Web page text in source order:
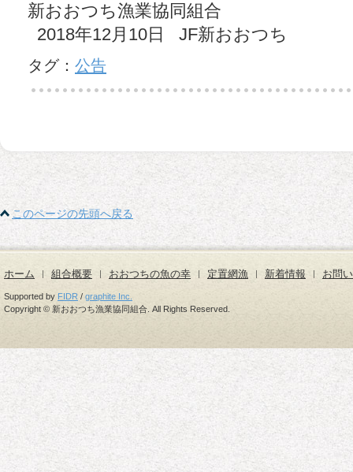
新おおつち漁業協同組合
2018年12月10日 JF新おおつち
タグ： 公告
このページの先頭へ戻る
ホーム 組合概要 おおつちの魚の幸 定置網漁 新着情報 お問
Supported by FIDR / graphite Inc.
Copyright © 新おおつち漁業協同組合. All Rights Reserved.